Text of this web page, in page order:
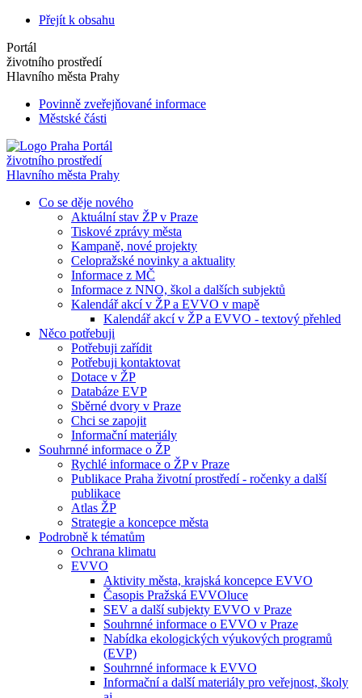
Přejít k obsahu
Portál
životního prostředí
Hlavního města Prahy
Povinně zveřejňované informace
Městské části
Portál
životního prostředí
Hlavního města Prahy
Co se děje nového
Aktuální stav ŽP v Praze
Tiskové zprávy města
Kampaně, nové projekty
Celopražské novinky a aktuality
Informace z MČ
Informace z NNO, škol a dalších subjektů
Kalendář akcí v ŽP a EVVO v mapě
Kalendář akcí v ŽP a EVVO - textový přehled
Něco potřebuji
Potřebuji zařídit
Potřebuji kontaktovat
Dotace v ŽP
Databáze EVP
Sběrné dvory v Praze
Chci se zapojit
Informační materiály
Souhrnné informace o ŽP
Rychlé informace o ŽP v Praze
Publikace Praha životní prostředí - ročenky a další
publikace
Atlas ŽP
Strategie a koncepce města
Podrobně k tématům
Ochrana klimatu
EVVO
Aktivity města, krajská koncepce EVVO
Časopis Pražská EVVOluce
SEV a další subjekty EVVO v Praze
Souhrnné informace o EVVO v Praze
Nabídka ekologických výukových programů
(EVP)
Souhrnné informace k EVVO
Informační a další materiály pro veřejnost, školy